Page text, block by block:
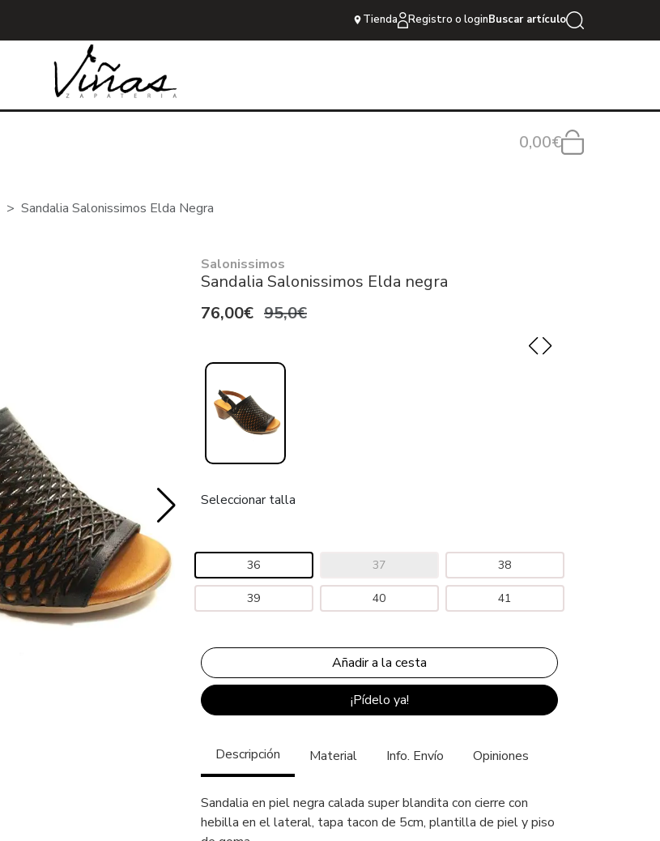
Tienda Registro o loginBuscar artículo
0,00€
Sandalia Salonissimos Elda Negra
Salonissimos
Sandalia Salonissimos Elda negra
76,00€ 95,0€
Seleccionar talla
36 37 38
39 40 41
¡Pídelo ya!
Descripción Material Info. Envío Opiniones
Sandalia en piel negra calada super blandita con cierre con
hebilla en el lateral, tapa tacon de 5cm, plantilla de piel y piso